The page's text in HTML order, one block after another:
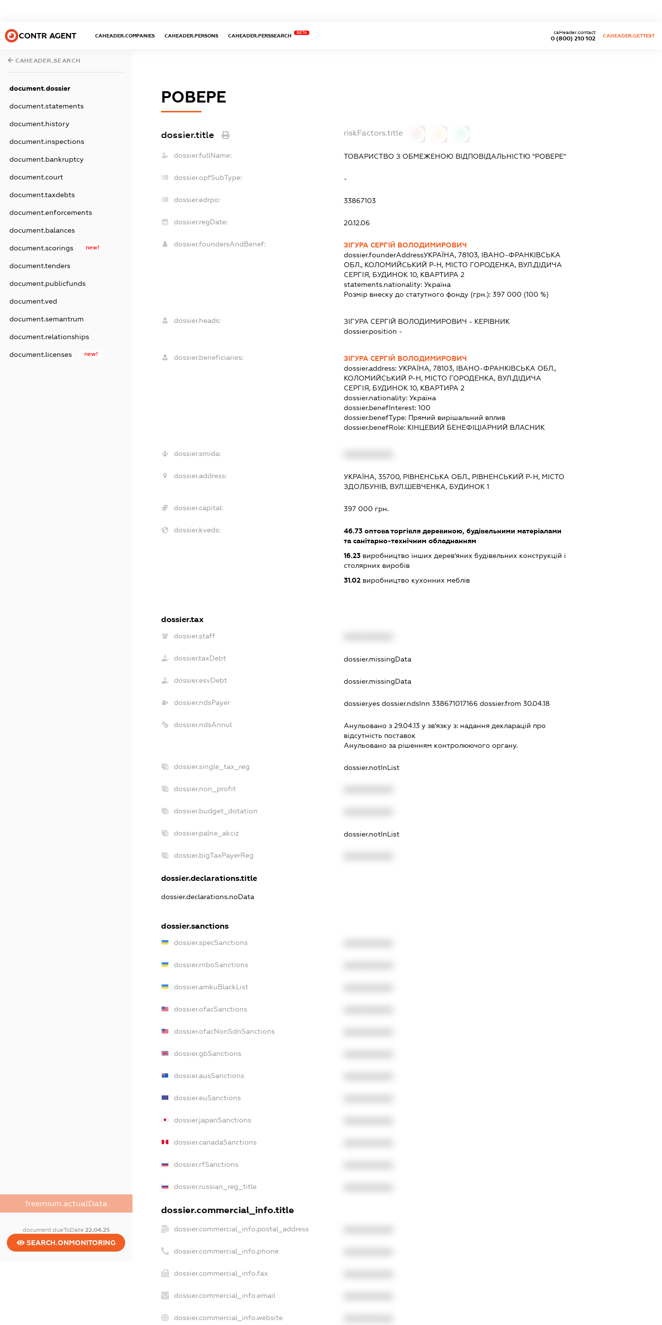
CONTR AGENT CAHEADER.COMPANIES CAHEADER.PERSONS CAHEADER.PERSSEARCH
BETA
0 (800) 210 102
caHeader.contact
CAHEADER.GETTEST
CAHEADER.SEARCH
document.dossier
document.statements
document.history
document.inspections
document.bankruptcy
document.court
document.taxdebts
document.enforcements
document.balances
document.scorings new!
document.tenders
document.publicfunds
document.ved
document.semantrum
document.relationships
document.licenses new!
freemium.actualData
document.dueToDate 22.04.25
SEARCH.ONMONITORING
РОВЕРЕ
dossier.title riskFactors.title
dossier.fullName: ТОВАРИСТВО З ОБМЕЖЕНОЮ ВІДПОВІДАЛЬНІСТЮ "РОВЕРЕ"
dossier.opfSubType: -
dossier.edrpo: 33867103
dossier.regDate: 20.12.06
dossier.foundersAndBenef:
ЗІГУРА СЕРГІЙ ВОЛОДИМИРОВИЧ
dossier.founderAddressУКРАЇНА, 78103, ІВАНО-ФРАНКІВСЬКА
ОБЛ., КОЛОМИЙСЬКИЙ Р-Н, МІСТО ГОРОДЕНКА, ВУЛ.ДІДИЧА
СЕРГІЯ, БУДИНОК 10, КВАРТИРА 2
statements.nationality: Україна
Розмір внеску до статутного фонду (грн.): 397 000 (100 %)
dossier.heads: ЗІГУРА СЕРГІЙ ВОЛОДИМИРОВИЧ - КЕРІВНИК
dossier.position -
dossier.beneficiaries:
ЗІГУРА СЕРГІЙ ВОЛОДИМИРОВИЧ
dossier.address: УКРАЇНА, 78103, ІВАНО-ФРАНКІВСЬКА ОБЛ.,
КОЛОМИЙСЬКИЙ Р-Н, МІСТО ГОРОДЕНКА, ВУЛ.ДІДИЧА
СЕРГІЯ, БУДИНОК 10, КВАРТИРА 2
dossier.nationality: Україна
dossier.benefInterest: 100
dossier.benefType: Прямий вирішальний вплив
dossier.benefRole: КІНЦЕВИЙ БЕНЕФІЦІАРНИЙ ВЛАСНИК
dossier.smida:
dossier.address:
УКРАЇНА, 35700, РІВНЕНСЬКА ОБЛ., РІВНЕНСЬКИЙ Р-Н, МІСТО
ЗДОЛБУНІВ, ВУЛ.ШЕВЧЕНКА, БУДИНОК 1
dossier.capital: 397 000 грн.
dossier.kveds: 46.73оптова торгівля деревиною, будівельними матеріалами
та санітарно-технічним обладнанням
16.23виробництво інших дерев'яних будівельних конструкцій і
столярних виробів
31.02виробництво кухонних меблів
dossier.tax
dossier.staff
dossier.taxDebt dossier.missingData
dossier.esvDebt dossier.missingData
dossier.ndsPayer dossier.yes dossier.ndsInn 338671017166 dossier.from 30.04.18
dossier.ndsAnnul Анульовано з 29.04.13 у зв'язку з: надання декларацiй про
вiдсутнiсть поставок
Анульовано за рiшенням контролюючого органу.
dossier.single_tax_reg dossier.notInList
dossier.non_profit
dossier.budget_dotation
dossier.palne_akciz dossier.notInList
dossier.bigTaxPayerReg
dossier.declarations.title
dossier.declarations.noData
dossier.sanctions
dossier.specSanctions
dossier.rnboSanctions
dossier.amkuBlackList
dossier.ofacSanctions
dossier.ofacNonSdnSanctions
dossier.gbSanctions
dossier.ausSanctions
dossier.euSanctions
dossier.japanSanctions
dossier.canadaSanctions
dossier.rfSanctions
dossier.russian_reg_title
dossier.commercial_info.title
dossier.commercial_info.postal_address
dossier.commercial_info.phone
dossier.commercial_info.fax
dossier.commercial_info.email
dossier.commercial_info.website